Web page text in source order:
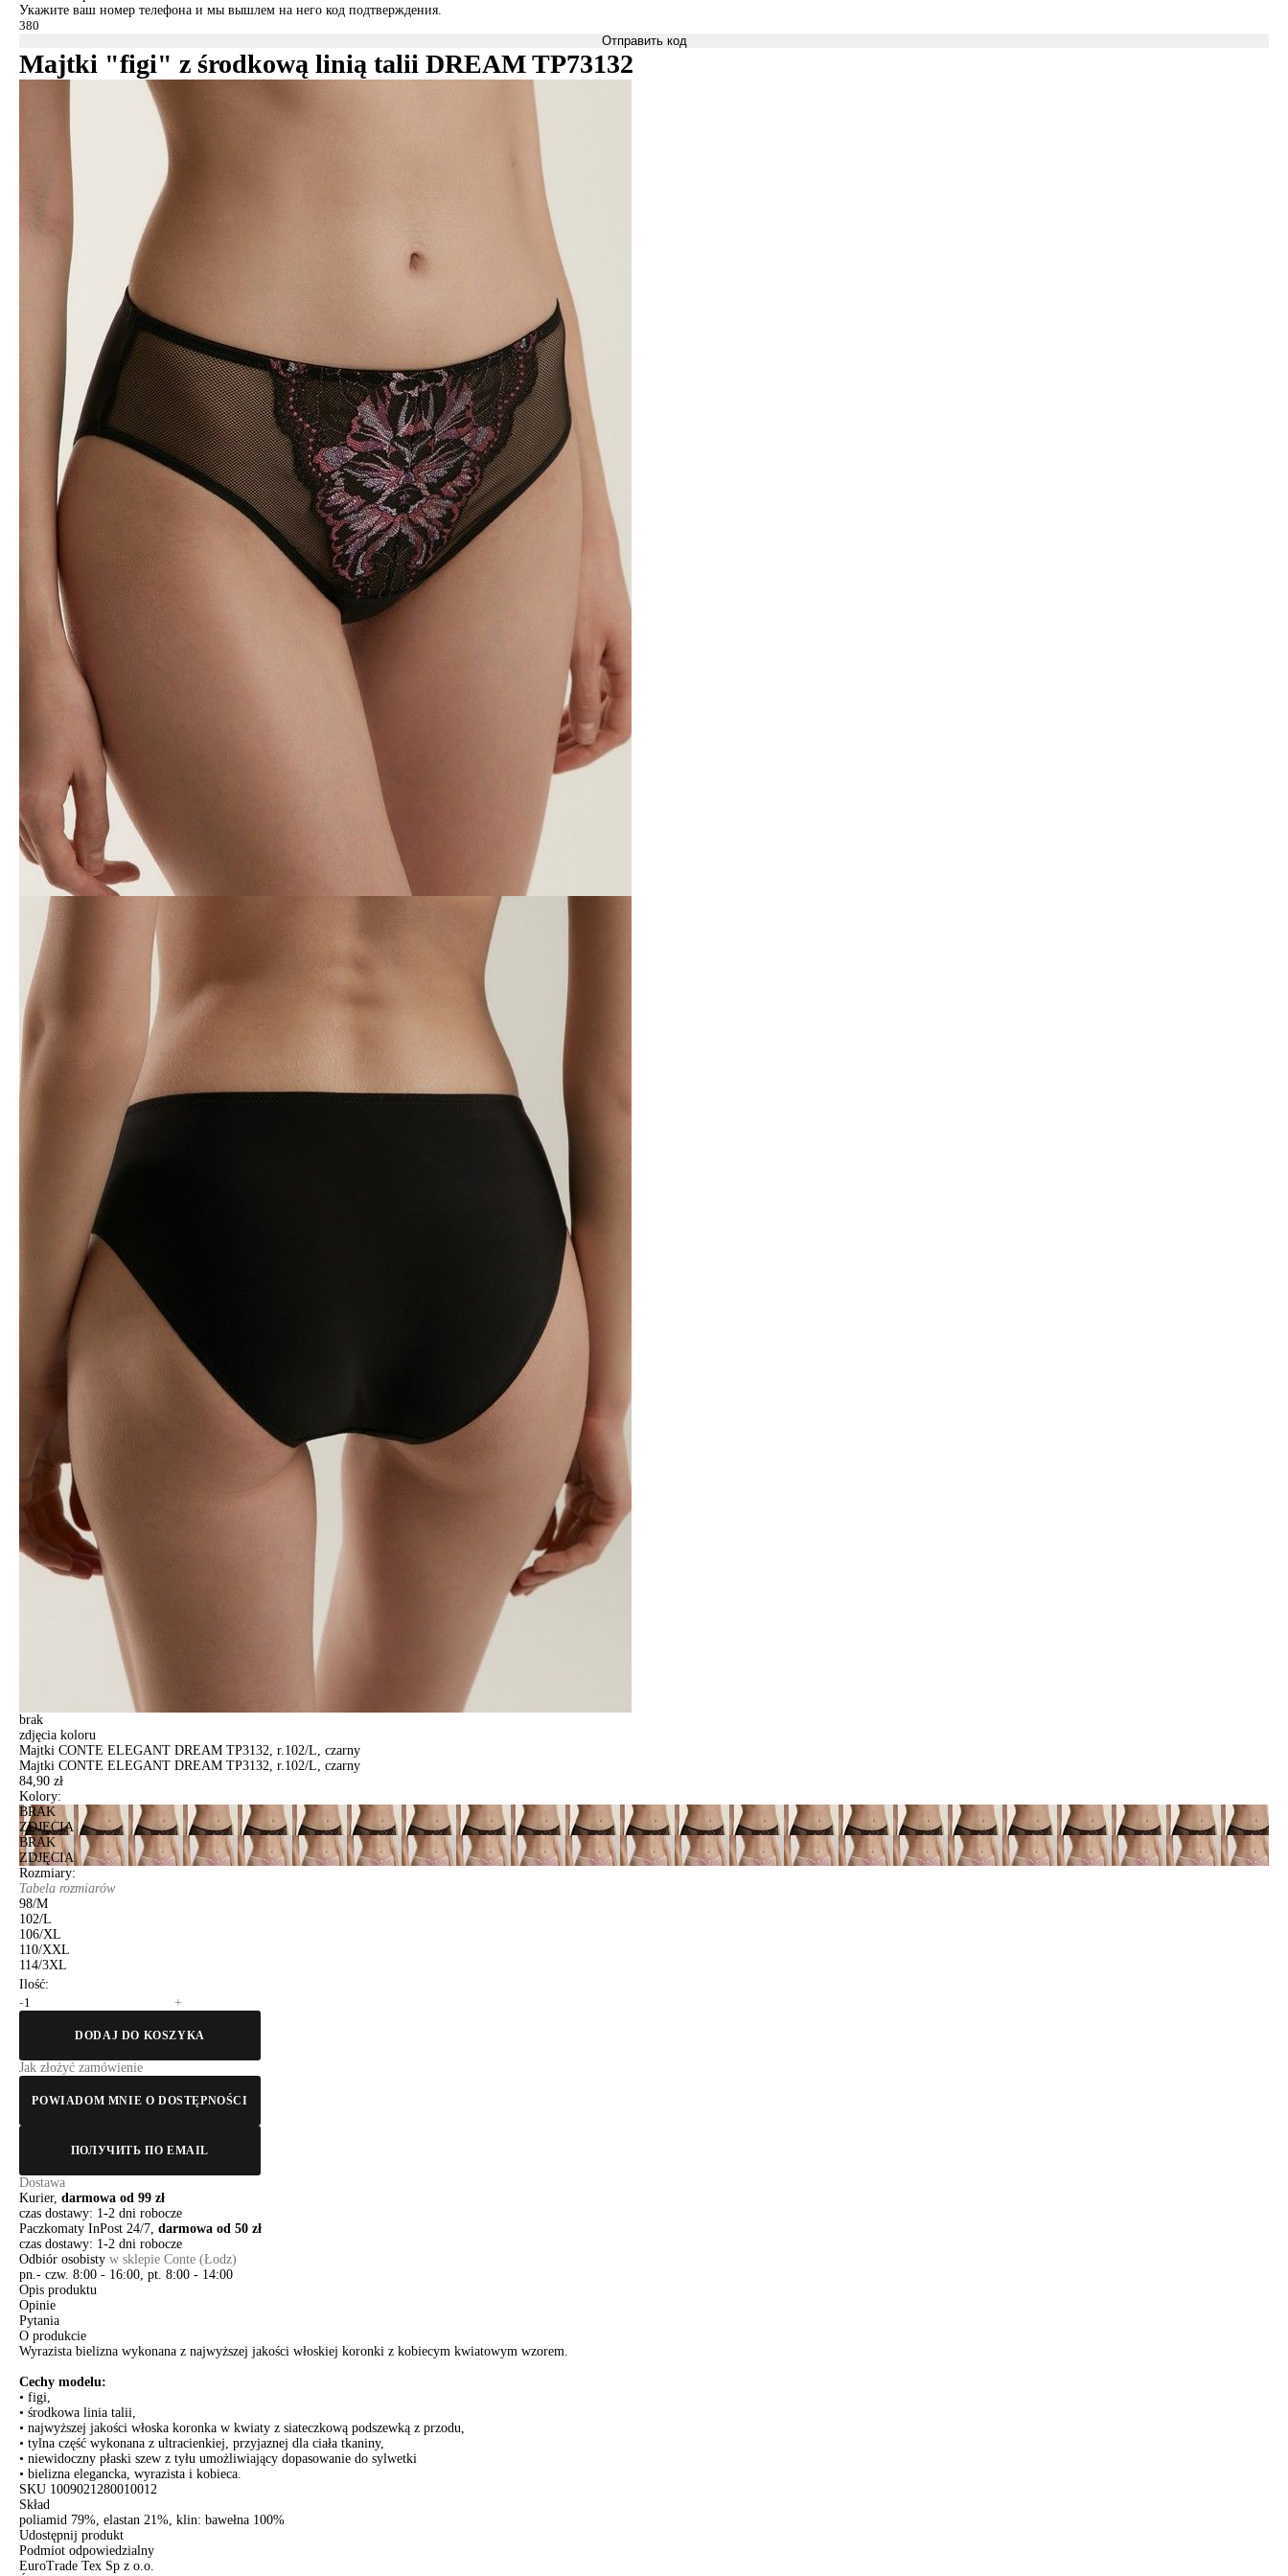
Укажите ваш номер телефона и мы вышлем на него код подтверждения.
Отправить код
Majtki "figi" z środkową linią talii DREAM TP73132
brak
zdjęcia koloru
Majtki CONTE ELEGANT DREAM TP3132, r.102/L, czarny
Majtki CONTE ELEGANT DREAM TP3132, r.102/L, czarny
84,90 zł
Kolory:
BRAK
ZDJĘCIA
BRAK
ZDJĘCIA
Rozmiary:
Tabela rozmiarów
98/M
102/L
106/XL
110/XXL
114/3XL
Ilość:
-
+
DODAJ DO KOSZYKA
Jak złożyć zamówienie
POWIADOM MNIE O DOSTĘPNOŚCI
ПОЛУЧИТЬ ПО EMAIL
Dostawa
Kurier, darmowa od 99 zł
czas dostawy: 1-2 dni robocze
Paczkomaty InPost 24/7, darmowa od 50 zł
czas dostawy: 1-2 dni robocze
Odbiór osobisty w sklepie Conte (Łodz)
pn.- czw. 8:00 - 16:00, pt. 8:00 - 14:00
Opis produktu
Opinie
Pytania
O produkcie
Wyrazista bielizna wykonana z najwyższej jakości włoskiej koronki z kobiecym kwiatowym wzorem.
Cechy modelu:
• figi,
• środkowa linia talii,
• najwyższej jakości włoska koronka w kwiaty z siateczkową podszewką z przodu,
• tylna część wykonana z ultracienkiej, przyjaznej dla ciała tkaniny,
• niewidoczny płaski szew z tyłu umożliwiający dopasowanie do sylwetki
• bielizna elegancka, wyrazista i kobieca.
SKU 1009021280010012
Skład
poliamid 79%, elastan 21%, klin: bawełna 100%
Udostępnij produkt
Podmiot odpowiedzialny
EuroTrade Tex Sp z o.o.